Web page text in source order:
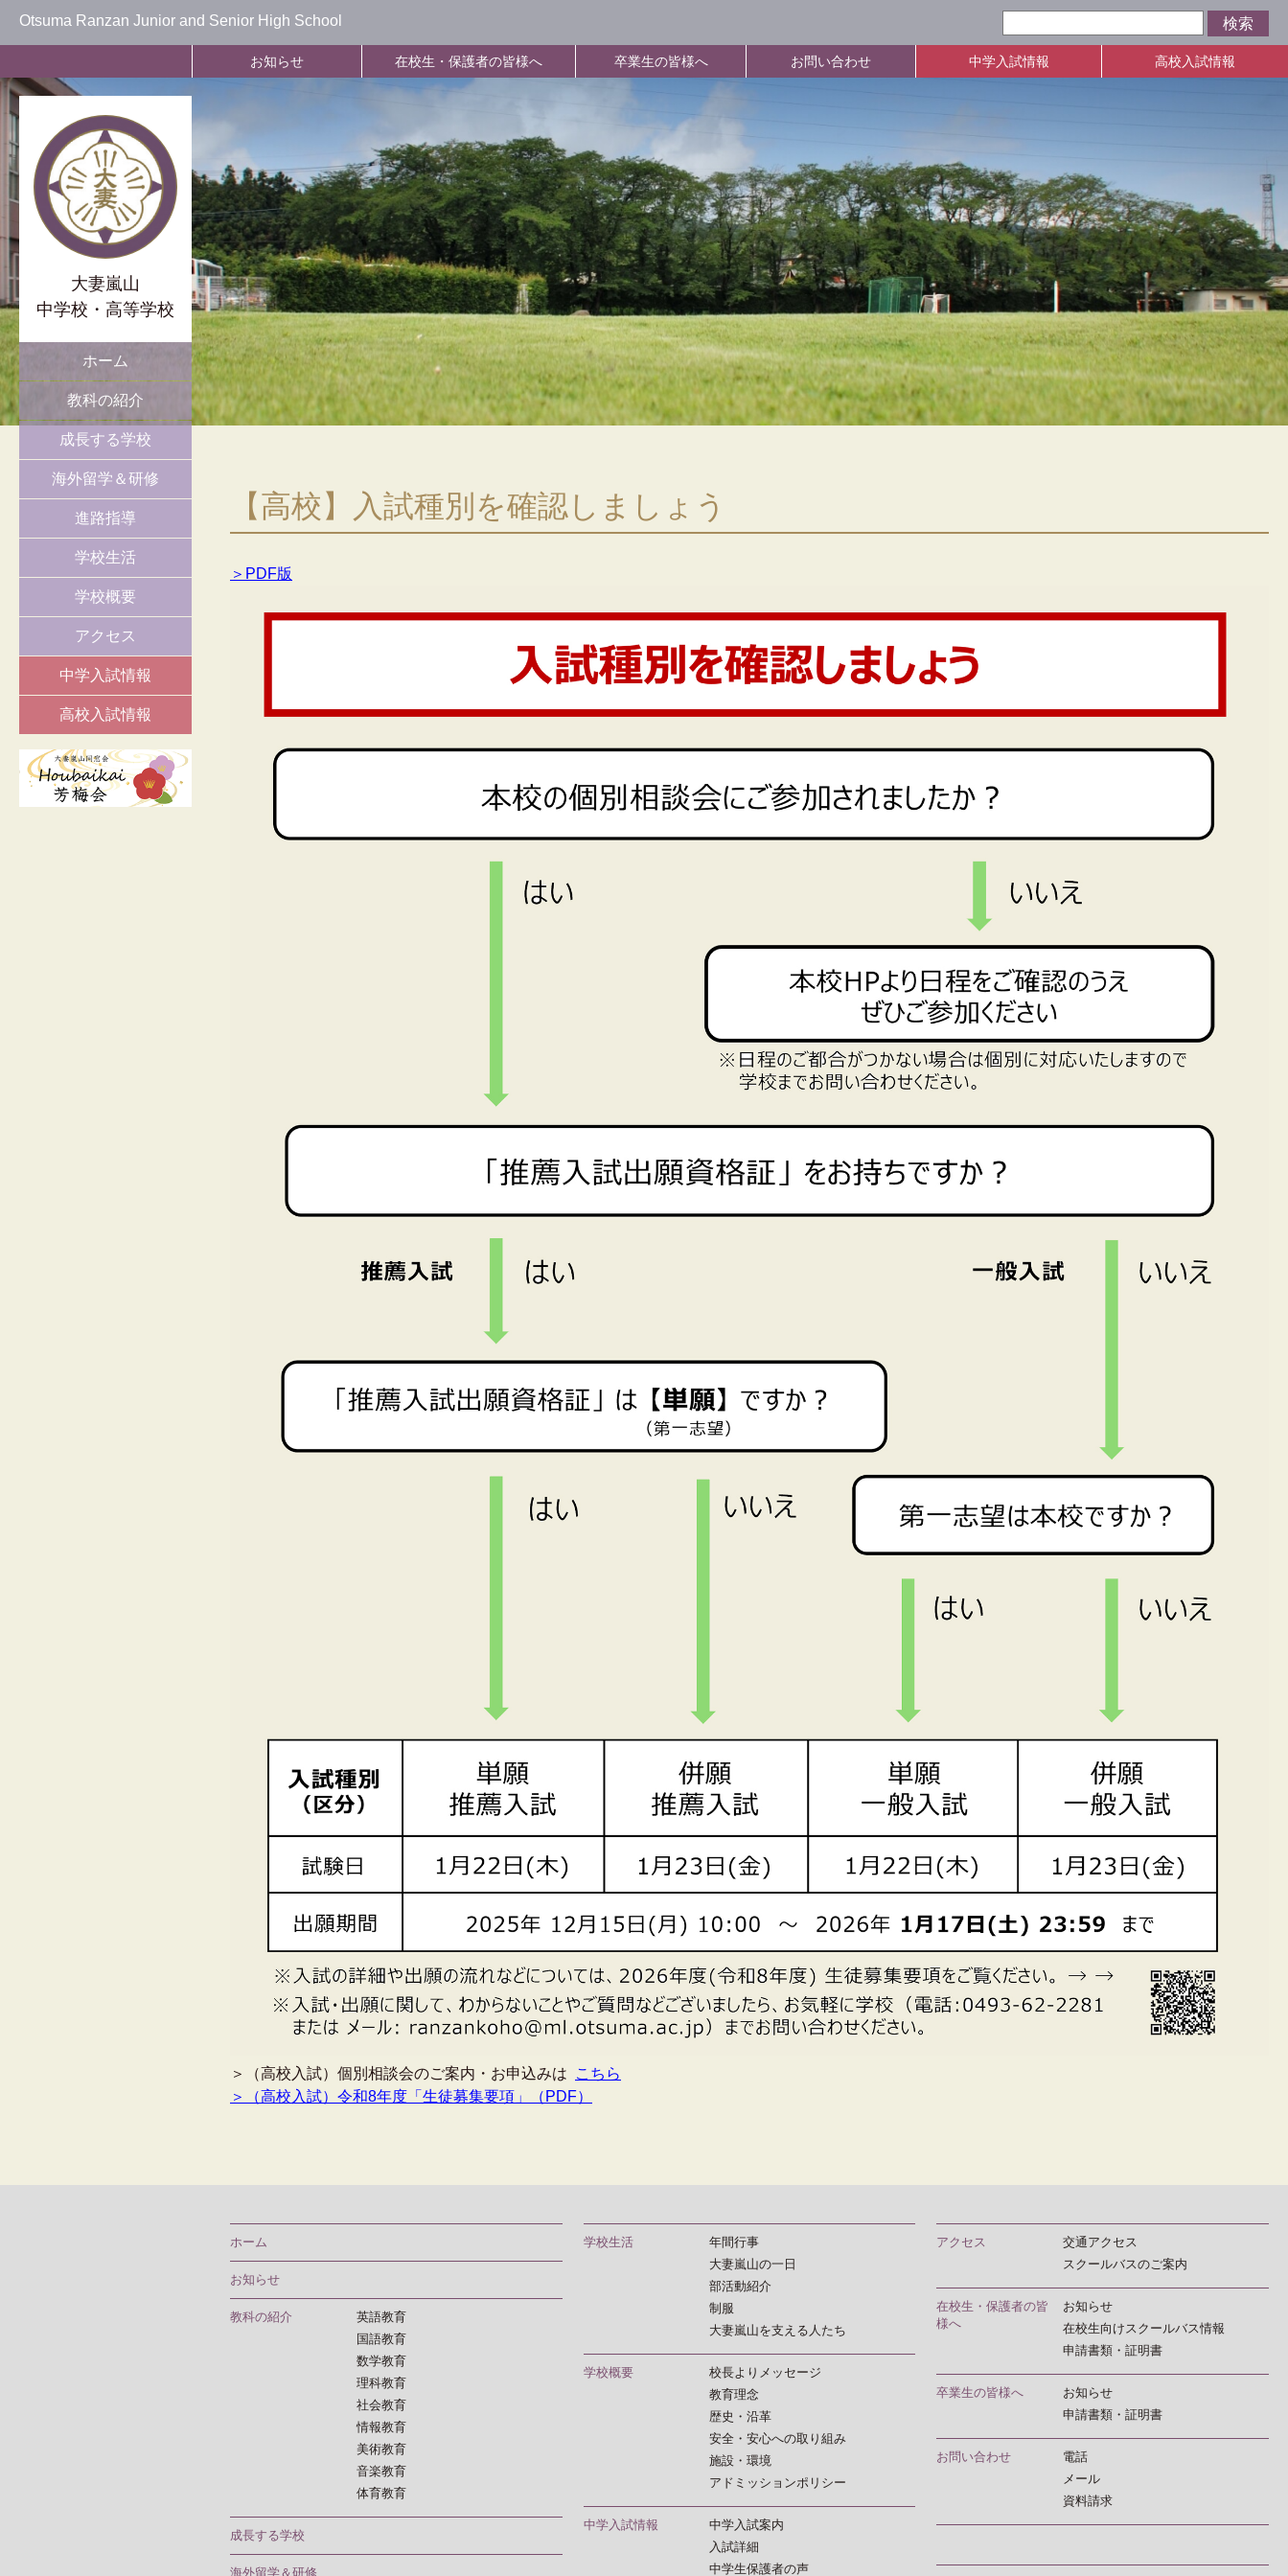
Otsuma Ranzan Junior and Senior High School
お知らせ 在校生・保護者の皆様へ 卒業生の皆様へ お問い合わせ 中学入試情報 高校入試情報
大妻嵐山
中学校・高等学校
ホーム
教科の紹介
成長する学校
海外留学＆研修
進路指導
学校生活
学校概要
アクセス
中学入試情報
高校入試情報
【高校】入試種別を確認しましょう
＞PDF版
＞（高校入試）個別相談会のご案内・お申込みは
こちら
＞（高校入試）令和8年度「生徒募集要項」（PDF）
ホーム
お知らせ
教科の紹介
英語教育
国語教育
数学教育
理科教育
社会教育
情報教育
美術教育
音楽教育
体育教育
成長する学校
海外留学＆研修
学校生活
年間行事
大妻嵐山の一日
部活動紹介
制服
大妻嵐山を支える人たち
学校概要
校長よりメッセージ
教育理念
歴史・沿革
安全・安心への取り組み
施設・環境
アドミッションポリシー
中学入試情報
中学入試案内
入試詳細
中学生保護者の声
アクセス
交通アクセス
スクールバスのご案内
在校生・保護者の皆
様へ
お知らせ
在校生向けスクールバス情報
申請書類・証明書
卒業生の皆様へ
お知らせ
申請書類・証明書
お問い合わせ
電話
メール
資料請求